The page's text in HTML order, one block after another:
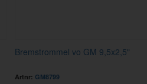
Bremstrommel vo GM 9,5x2,5"
Artnr: GM8799